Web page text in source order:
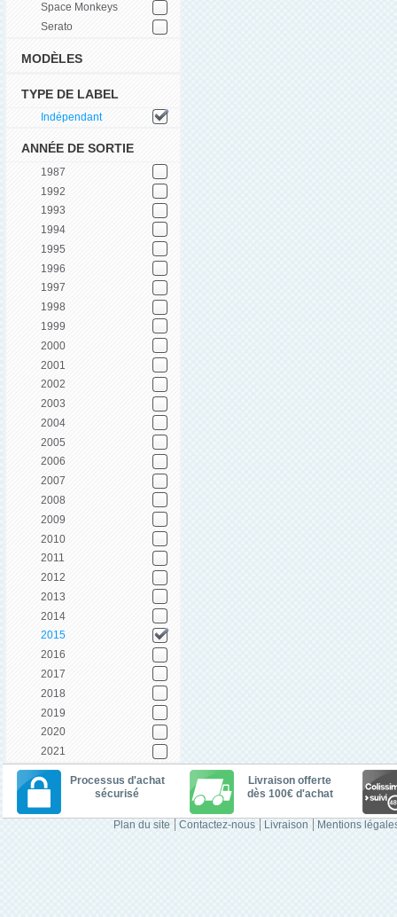
Space Monkeys
Serato
MODÈLES
TYPE DE LABEL
Indépendant
ANNÉE DE SORTIE
1987
1992
1993
1994
1995
1996
1997
1998
1999
2000
2001
2002
2003
2004
2005
2006
2007
2008
2009
2010
2011
2012
2013
2014
2015
2016
2017
2018
2019
2020
2021
Processus d'achat
sécurisé
Livraison offerte
dès 100€ d'achat
Plan du site Contactez-nous Livraison Mentions